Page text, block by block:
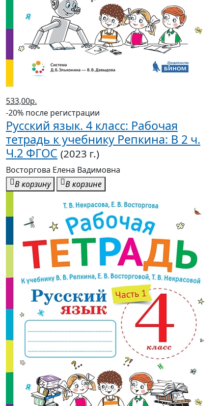
533,00р.
-20% после регистрации
Русский язык. 4 класс: Рабочая
тетрадь к учебнику Репкина: В 2 ч.
Ч.2 ФГОС (2023 г.)
Восторгова Елена Вадимовна
В корзину
В корзине